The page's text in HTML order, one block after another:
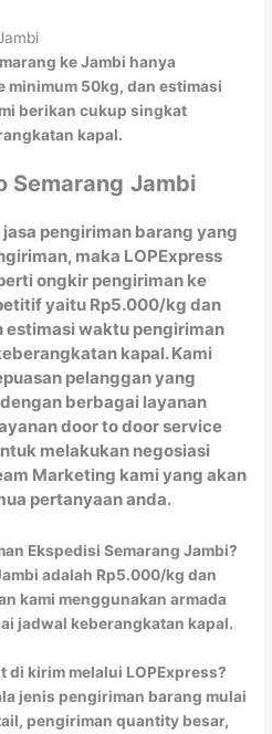
ke Jambi hanya
minimum 50kg, dan estimasi
berikan cukup singkat
kapal.
Semarang Jambi
pengiriman barang yang
maka LOPExpress
ongkir pengiriman ke
yaitu Rp5.000/kg dan
waktu pengiriman
kapal. Kami
pelanggan yang
berbagai layanan
door to door service
melakukan negosiasi
Marketing kami yang akan
pertanyaan anda.
Ekspedisi Semarang Jambi?
adalah Rp5.000/kg dan
kami menggunakan armada
jadwal keberangkatan kapal.
di kirim melalui LOPExpress?
jenis pengiriman barang mulai
pengiriman quantity besar,